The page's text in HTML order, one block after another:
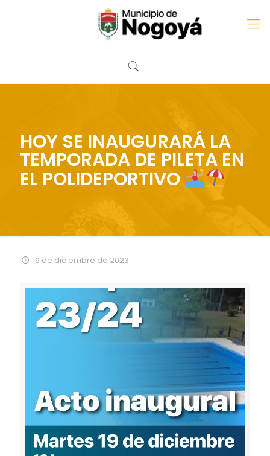
HOY SE INAUGURARÁ LA
TEMPORADA DE PILETA EN
EL POLIDEPORTIVO
19 de diciembre de 2023